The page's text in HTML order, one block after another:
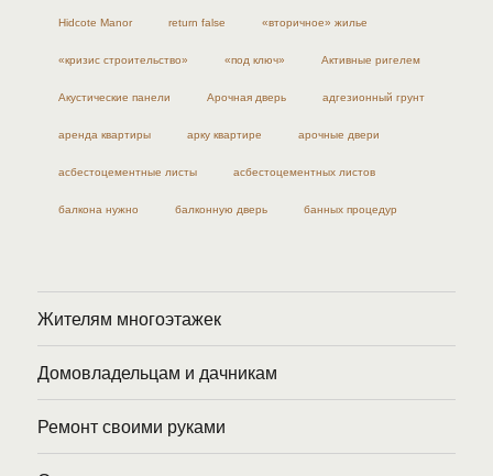
Hidcote Manor return false «вторичное» жилье
«кризис строительство» «под ключ» Активные ригелем
Акустические панели Арочная дверь адгезионный грунт
аренда квартиры арку квартире арочные двери
асбестоцементные листы асбестоцементных листов
балкона нужно балконную дверь банных процедур
Жителям многоэтажек
Домовладельцам и дачникам
Ремонт своими руками